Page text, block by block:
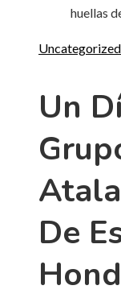
huellas
Uncategorized
Un
De